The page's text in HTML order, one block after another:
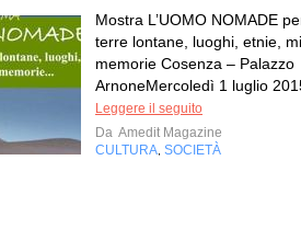
Mostra L’UOMO NOMADE
terre lontane, luoghi, etnie,
memorie Cosenza – Palazzo
ArnoneMercoledì 1 luglio
Leggere il seguito
Da Amedit Magazine
CULTURA SOCIETÀ